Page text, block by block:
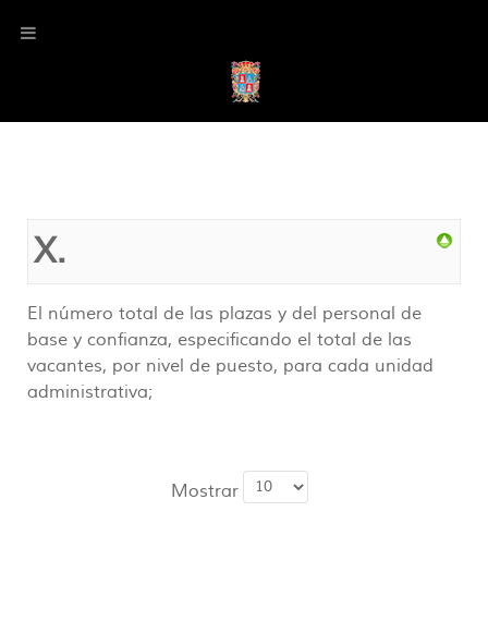
X.
El número total de las plazas y del personal de
base y confianza, especificando el total de las
vacantes, por nivel de puesto, para cada unidad
administrativa;
Mostrar